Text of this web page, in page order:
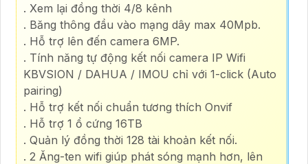
. Xem lại đồng thời 4/8 kênh
. Băng thông đầu vào mạng dây max 40Mpb.
. Hỗ trợ lên đến camera 6MP.
. Tính năng tự động kết nối camera IP Wifi
KBVSION / DAHUA / IMOU chỉ với 1-click (Auto
pairing)
. Hỗ trợ kết nối chuẩn tương thích Onvif
. Hỗ trợ 1 ổ cứng 16TB
. Quản lý đồng thời 128 tài khoản kết nối.
. 2 Ăng-ten wifi giúp phát sóng mạnh hơn, lên